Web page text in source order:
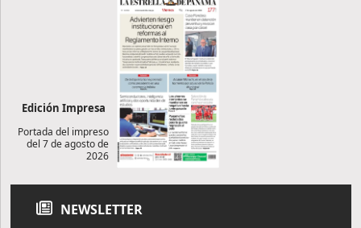
Edición Impresa
Portada del impreso
del 7 de agosto de
2026
NEWSLETTER